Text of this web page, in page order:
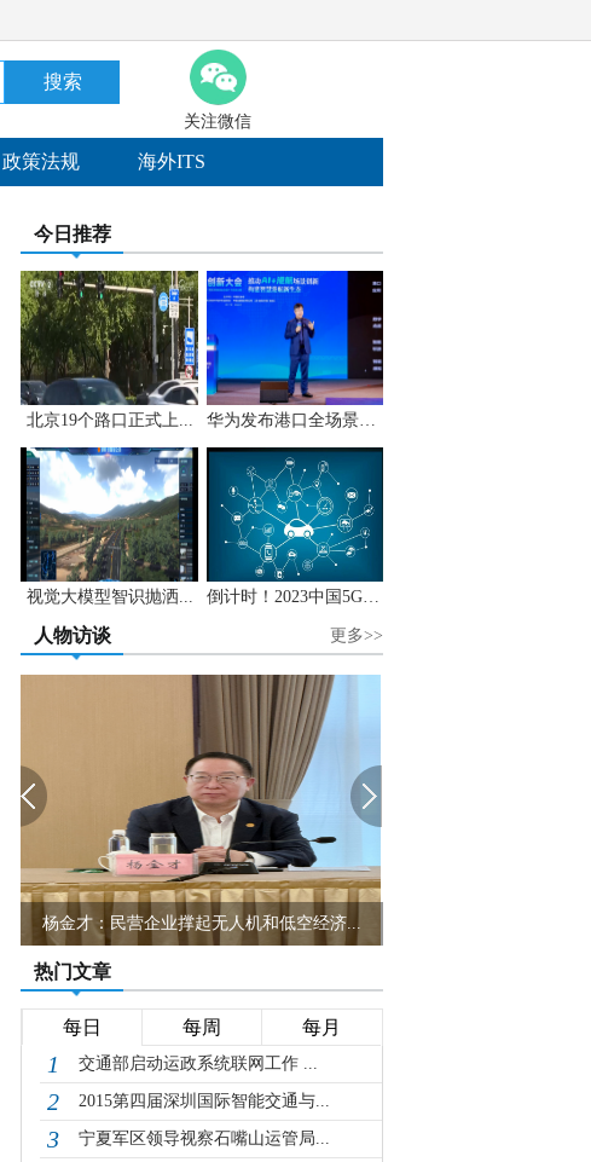
搜索
关注微信
政策法规 海外ITS
今日推荐
北京19个路口正式上... 华为发布港口全场景A...
视觉大模型智识抛洒... 倒计时！2023中国5G+...
人物访谈 更多>>
HIMA任命Sella Controls销售负责人为全...
热门文章
每日 每周 每月
1 交通部启动运政系统联网工作 ...
2 2015第四届深圳国际智能交通与...
3 宁夏军区领导视察石嘴山运管局...